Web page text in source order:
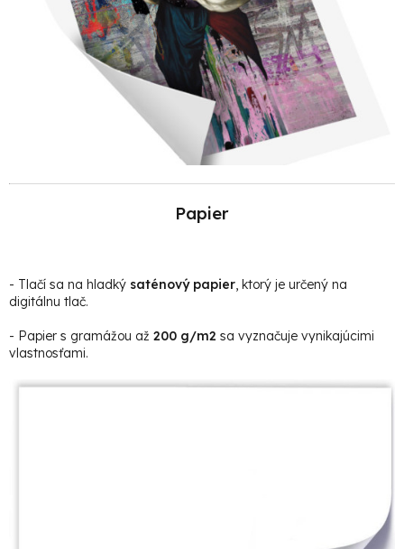
Papier
- Tlačí sa na hladký saténový papier, ktorý je určený na
digitálnu tlač.
- Papier s gramážou až 200 g/m2 sa vyznačuje vynikajúcimi
vlastnosťami.